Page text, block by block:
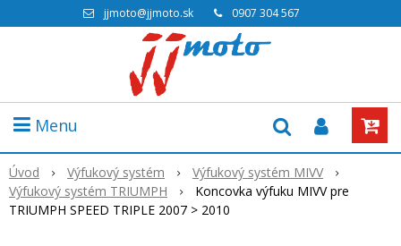
jjmoto@jjmoto.sk 0907 304 567
Menu
Úvod Výfukový systém
Výfukový systém MIVV
Výfukový systém TRIUMPH
Koncovka výfuku MIVV pre
TRIUMPH SPEED TRIPLE 2007 > 2010